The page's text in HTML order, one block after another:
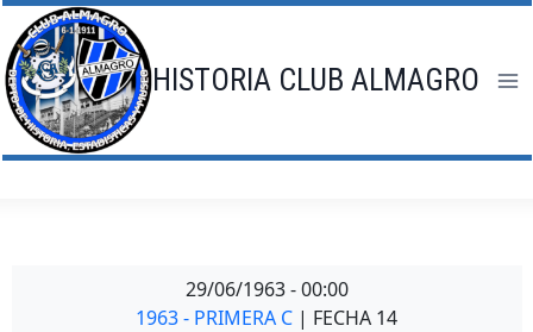
Saltar
al
contenido
HISTORIA CLUB ALMAGRO
29/06/1963 - 00:00
1963 - PRIMERA C | FECHA 14